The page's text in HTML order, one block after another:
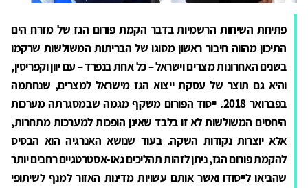
פתיחת השיחות הרשמיות בדבר הקמת פורום הגז של מזרח הים
התיכון מהווה חיבור ראשון מסוגו של הבריתות המשולשות שרקמו
בשנים האחרונות מצרים וישראל – כל אחת בנפרד – עם יוון וקפריסין,
והיא גם תוצר של עסקת ייצוא הגז מישראל למצרים, שנחתמה
בפברואר 2018. ייסוד הפורום משקף מגמה שבמסגרתה מערכות
היחסים המשולשות לא זו בלבד שאינן הופכות למערכות מתחרות,
אלא יוצרות נקודות השקה. בעוד שנושא האנרגיה הוא הבסיס
להקמת פורום הגז, ניתן לזהות תהליכים גאו-אסטרטגיים רחבים יותר
שהביאו לייסודו ואשר אותם עשויות מדינות האזור למנף לשיתופי